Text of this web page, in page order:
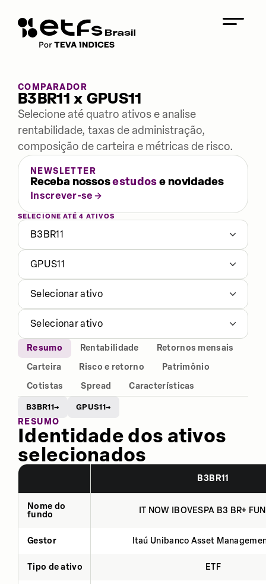
COMPARADOR
B3BR11 x GPUS11
Selecione até quatro ativos e analise
rentabilidade, taxas de administração,
composição de carteira e métricas de risco.
NEWSLETTER
Receba nossosestudose novidades
Inscrever-se
SELECIONE ATÉ 4 ATIVOS
B3BR11
GPUS11
Selecionar ativo
Selecionar ativo
Resumo Rentabilidade
Retornos mensais
Carteira
Risco e retorno
Patrimônio
Cotistas
Spread Características
B3BR11→ GPUS11→
RESUMO
Identidade dos ativos
selecionados
B3BR11
Nome do
fundo
IT NOW IBOVESPA B3 BR+
Gestor Itaú Unibanco Asset
Tipo de ativo ETF